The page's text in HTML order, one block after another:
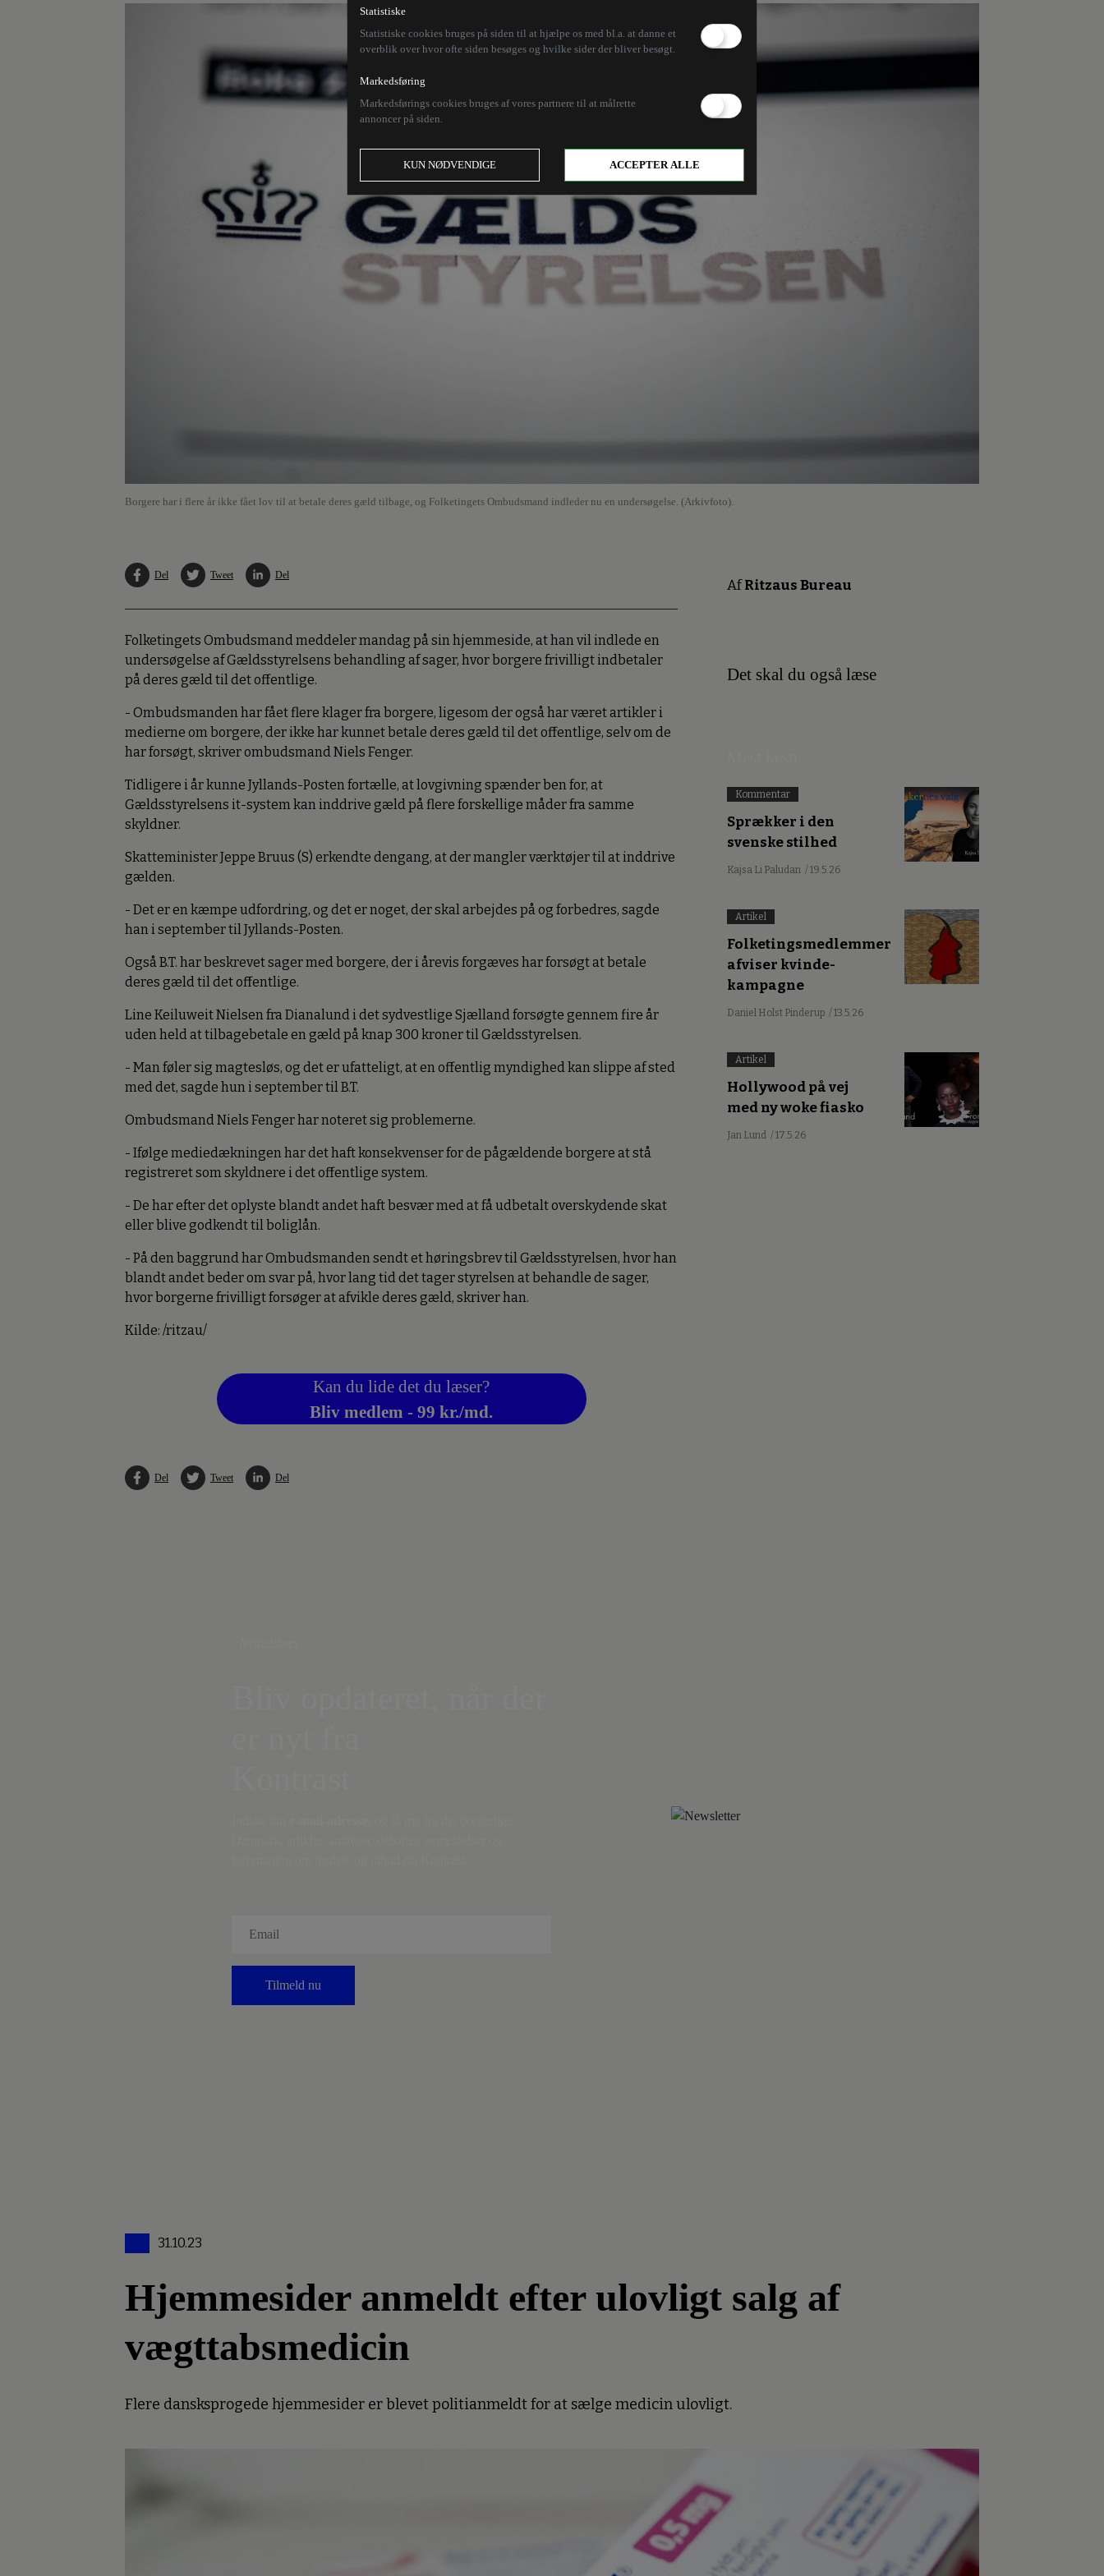
Statistiske
Statistiske cookies bruges på siden til at hjælpe os med bl.a. at danne et
overblik over hvor ofte siden besøges og hvilke sider der bliver besøgt.
Markedsføring
Markedsførings cookies bruges af vores partnere til at målrette
annoncer på siden.
KUN NØDVENDIGE ACCEPTER ALLE
Borgere har i flere år ikke fået lov til at betale deres gæld tilbage, og Folketingets Ombudsmand indleder nu en undersøgelse. (Arkivfoto).
Del Tweet Del
Folketingets Ombudsmand meddeler mandag på sin hjemmeside, at han vil indlede en
undersøgelse af Gældsstyrelsens behandling af sager, hvor borgere frivilligt indbetaler
på deres gæld til det offentlige.
- Ombudsmanden har fået flere klager fra borgere, ligesom der også har været artikler i
medierne om borgere, der ikke har kunnet betale deres gæld til det offentlige, selv om de
har forsøgt, skriver ombudsmand Niels Fenger.
Tidligere i år kunne Jyllands-Posten fortælle, at lovgivning spænder ben for, at
Gældsstyrelsens it-system kan inddrive gæld på flere forskellige måder fra samme
skyldner.
Skatteminister Jeppe Bruus (S) erkendte dengang, at der mangler værktøjer til at inddrive
gælden.
- Det er en kæmpe udfordring, og det er noget, der skal arbejdes på og forbedres, sagde
han i september til Jyllands-Posten.
Også B.T. har beskrevet sager med borgere, der i årevis forgæves har forsøgt at betale
deres gæld til det offentlige.
Line Keiluweit Nielsen fra Dianalund i det sydvestlige Sjælland forsøgte gennem fire år
uden held at tilbagebetale en gæld på knap 300 kroner til Gældsstyrelsen.
- Man føler sig magtesløs, og det er ufatteligt, at en offentlig myndighed kan slippe af sted
med det, sagde hun i september til B.T.
Ombudsmand Niels Fenger har noteret sig problemerne.
- Ifølge mediedækningen har det haft konsekvenser for de pågældende borgere at stå
registreret som skyldnere i det offentlige system.
- De har efter det oplyste blandt andet haft besvær med at få udbetalt overskydende skat
eller blive godkendt til boliglån.
- På den baggrund har Ombudsmanden sendt et høringsbrev til Gældsstyrelsen, hvor han
blandt andet beder om svar på, hvor lang tid det tager styrelsen at behandle de sager,
hvor borgerne frivilligt forsøger at afvikle deres gæld, skriver han.
Kilde: /ritzau/
Kan du lide det du læser?
Bliv medlem - 99 kr./md.
Del Tweet Del
AfRitzaus Bureau
Det skal du også læse
Kommentar
Sprækker i den
svenske stilhed
Kajsa Li Paludan / 19.5.26
Artikel
Folketingsmedlemmer
afviser kvinde-
kampagne
Daniel Holst Pinderup / 13.5.26
Artikel
Hollywood på vej
med ny woke fiasko
Jan Lund / 17.5.26
Tilmeld nu
31.10.23
Hjemmesider anmeldt efter ulovligt salg af
vægttabsmedicin
Flere dansksprogede hjemmesider er blevet politianmeldt for at sælge medicin ulovligt.